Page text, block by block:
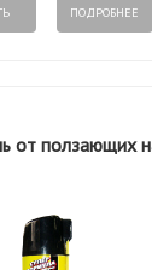
ПОДРОБНЕЕ
от ползающих